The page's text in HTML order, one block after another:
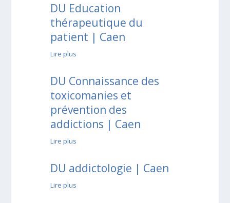
DU Education
thérapeutique du
patient | Caen
Lire plus
DU Connaissance des
toxicomanies et
prévention des
addictions | Caen
Lire plus
DU addictologie | Caen
Lire plus